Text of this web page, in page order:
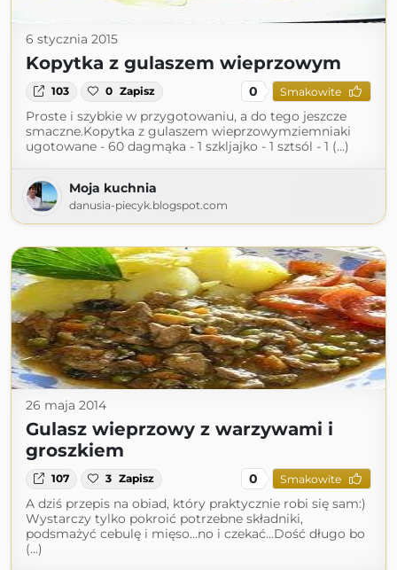
6 stycznia 2015
Kopytka z gulaszem wieprzowym
103 0 Zapisz 0 Smakowite
Proste i szybkie w przygotowaniu, a do tego jeszcze
smaczne.Kopytka z gulaszem wieprzowymziemniaki
ugotowane - 60 dagmąka - 1 szkljajko - 1 sztsól - 1 (...)
Moja kuchnia
danusia-piecyk.blogspot.com
26 maja 2014
Gulasz wieprzowy z warzywami i
groszkiem
107 3 Zapisz 0 Smakowite
A dziś przepis na obiad, który praktycznie robi się sam:)
Wystarczy tylko pokroić potrzebne składniki,
podsmażyć cebulę i mięso...no i czekać...Dość długo bo
(...)